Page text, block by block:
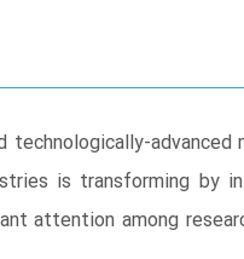
is transforming by
attention among